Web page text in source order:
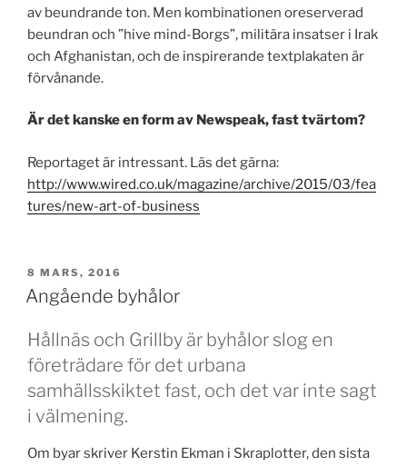
av beundrande ton. Men kombinationen oreserverad
beundran och ”hive mind-Borgs”, militära insatser i Irak
och Afghanistan, och de inspirerande textplakaten är
förvånande.
Är det kanske en form av Newspeak, fast tvärtom?
Reportaget är intressant. Läs det gärna:
http://www.wired.co.uk/magazine/archive/2015/03/fea
tures/new-art-of-business
PUBLICERAT
8 MARS, 2016
Angående byhålor
Hållnäs och Grillby är byhålor slog en
företrädare för det urbana
samhällsskiktet fast, och det var inte sagt
i välmening.
Om byar skriver Kerstin Ekman i Skraplotter, den sista